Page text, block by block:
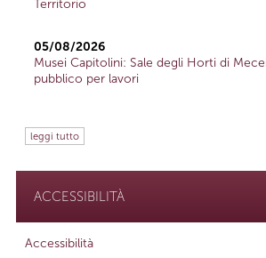
Territorio
05/08/2026
Musei Capitolini: Sale degli Horti di
pubblico per lavori
leggi tutto
ACCESSIBILITÀ
Accessibilità